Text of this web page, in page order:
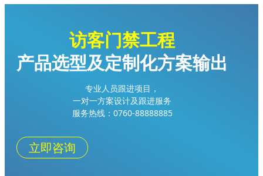
访客门禁工程
产品选型及定制化方案输出
专业人员跟进项目，
一对一方案设计及跟进服务
服务热线：0760-88888885
立即咨询